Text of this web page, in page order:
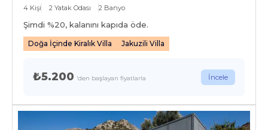
4 Kişi 2 Yatak Odası 2 Banyo
Şimdi %20, kalanını kapıda öde.
Doğa İçinde Kiralık Villa Jakuzili Villa
₺5.200 'den başlayan fiyatlarla İncele